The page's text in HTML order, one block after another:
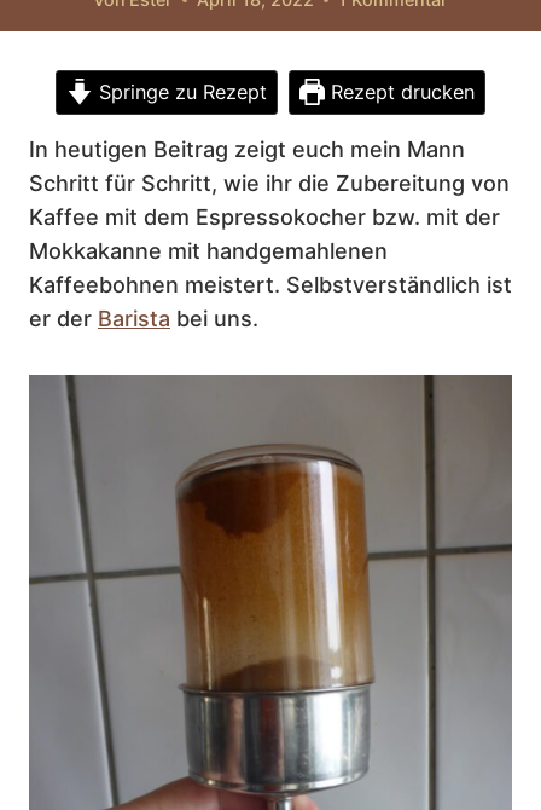
Springe zu Rezept Rezept drucken
In heutigen Beitrag zeigt euch mein Mann
Schritt für Schritt, wie ihr die Zubereitung von
Kaffee mit dem Espressokocher bzw. mit der
Mokkakanne mit handgemahlenen
Kaffeebohnen meistert. Selbstverständlich ist
er der Barista bei uns.